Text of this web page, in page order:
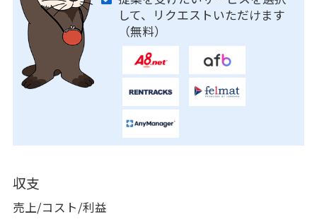
して、リクエストいただけます
（無料）
収支
売上/コスト/利益